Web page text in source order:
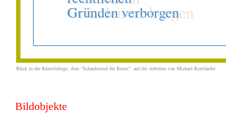
Blick in die Künstlerloge, dem "Schaufenster für Kunst" , auf die Arbeiten von Michael Kortländer
Bildobjekte